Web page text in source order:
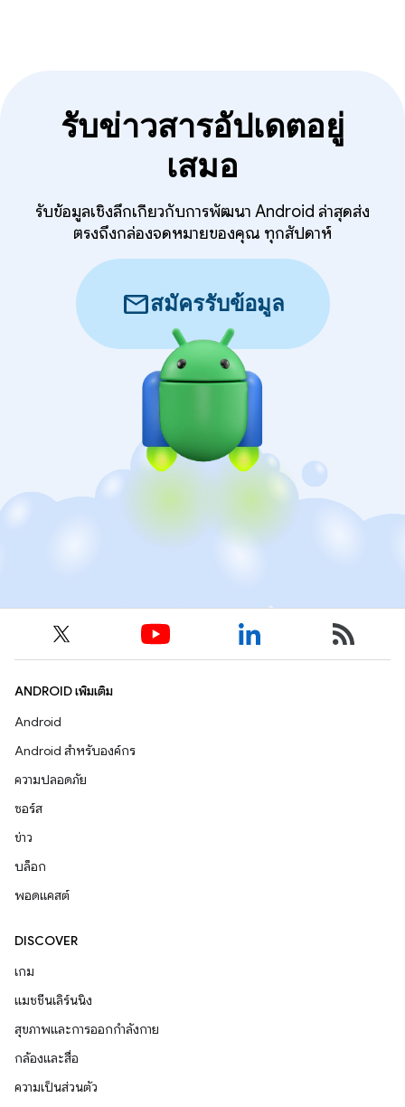
รับข่าวสารอัปเดตอยู่
เสมอ
รับข้อมูลเชิงลึกเกี่ยวกับการพัฒนา Android ล่าสุดส่ง
ตรงถึงกล่องจดหมายของคุณ ทุกสัปดาห์
mailสมัครรับข้อมูล
ANDROID เพิ่มเติม
Android
Android สำหรับองค์กร
ความปลอดภัย
ซอร์ส
ข่าว
บล็อก
พอดแคสต์
DISCOVER
เกม
แมชชีนเลิร์นนิง
สุขภาพและการออกกำลังกาย
กล้องและสื่อ
ความเป็นส่วนตัว